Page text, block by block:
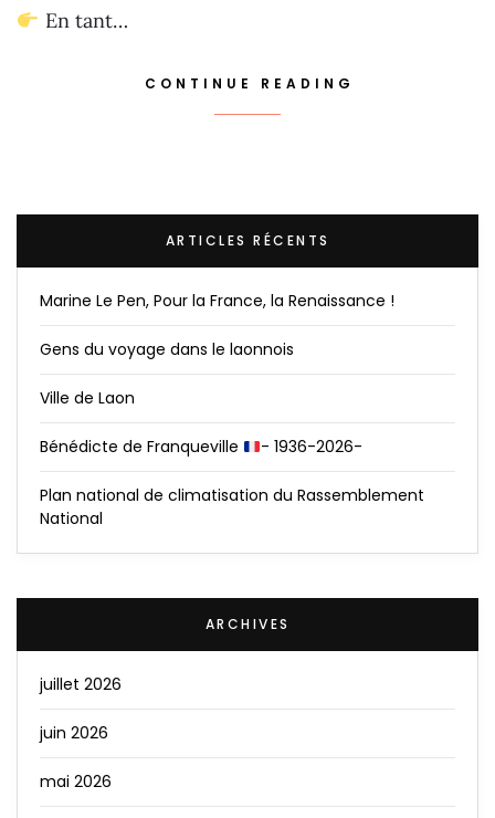
En tant…
CONTINUE READING
ARTICLES RÉCENTS
Marine Le Pen, Pour la France, la Renaissance !
Gens du voyage dans le laonnois
Ville de Laon
Bénédicte de Franqueville - 1936-2026-
Plan national de climatisation du Rassemblement
National
ARCHIVES
juillet 2026
juin 2026
mai 2026